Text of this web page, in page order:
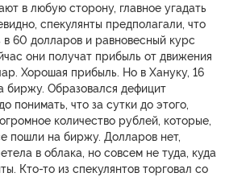
в любую сторону, главное угадать
спекулянты предполагали, что
в 60 долларов и равновесный курс
они получат прибыль от движения
Хорошая прибыль. Но в Хануку, 16
биржу. Образовался дефицит
понимать, что за сутки до этого,
количество рублей, которые,
пошли на биржу. Долларов нет,
в облака, но совсем не туда, куда
Кто-то из спекулянтов торговал со